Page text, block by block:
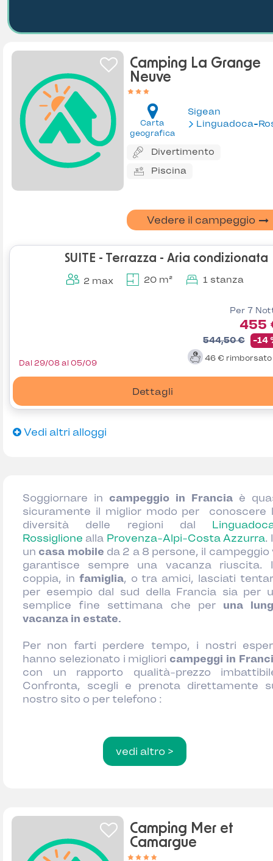
Camping La Grange
Neuve
Carta
geografica
Sigean
Linguadoca-
Divertimento
Piscina
Vedere il campeggio
SUITE - Terrazza - Aria condizionata
2 max 20 m² 1 stanza
Per 7
455
544,50 € -14
46 € rimborsato
Dettagli
Dal 29/08 al 05/09
Vedi altri alloggi
Soggiornare in campeggio in Francia è
sicuramente il miglior modo per conoscere
diversità delle regioni dal
Rossiglione alla Provenza-Alpi-Costa Azzurra.
un casa mobile da 2 a 8 persone, il campeggio
garantisce sempre una vacanza riuscita.
coppia, in famiglia, o tra amici, lasciati
per esempio dal sud della Francia sia per
semplice fine settimana che per una
vacanza in estate.
Per non farti perdere tempo, i nostri
hanno selezionato i migliori campeggi in
con un rapporto qualità-prezzo
Confronta, scegli e prenota direttamente
nostro sito o per telefono :
vedi altro >
Camping Mer et
Camargue